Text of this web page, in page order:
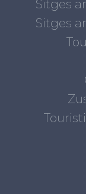
Sitges
Sitges